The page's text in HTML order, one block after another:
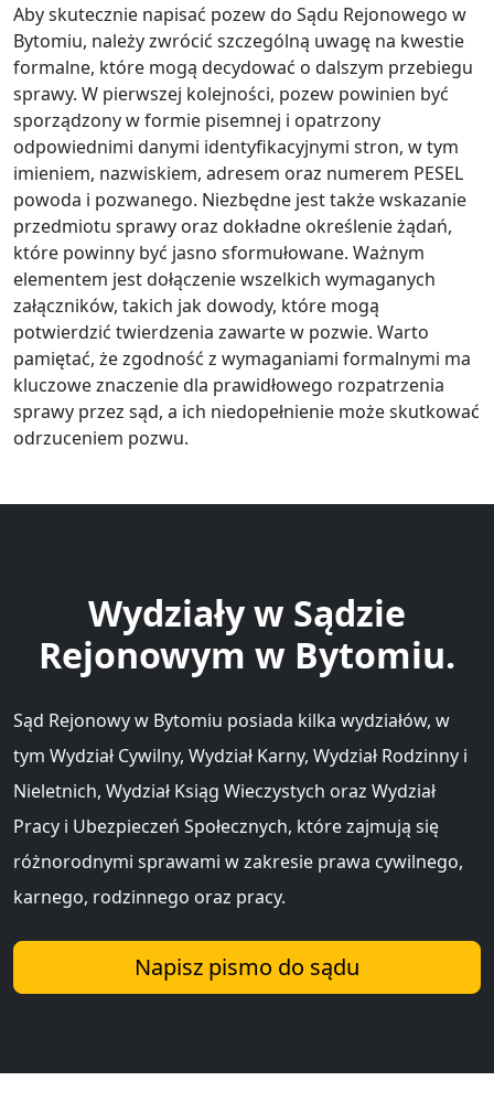
Aby skutecznie napisać pozew do Sądu Rejonowego w
Bytomiu, należy zwrócić szczególną uwagę na kwestie
formalne, które mogą decydować o dalszym przebiegu
sprawy. W pierwszej kolejności, pozew powinien być
sporządzony w formie pisemnej i opatrzony
odpowiednimi danymi identyfikacyjnymi stron, w tym
imieniem, nazwiskiem, adresem oraz numerem PESEL
powoda i pozwanego. Niezbędne jest także wskazanie
przedmiotu sprawy oraz dokładne określenie żądań,
które powinny być jasno sformułowane. Ważnym
elementem jest dołączenie wszelkich wymaganych
załączników, takich jak dowody, które mogą
potwierdzić twierdzenia zawarte w pozwie. Warto
pamiętać, że zgodność z wymaganiami formalnymi ma
kluczowe znaczenie dla prawidłowego rozpatrzenia
sprawy przez sąd, a ich niedopełnienie może skutkować
odrzuceniem pozwu.
Wydziały w Sądzie
Rejonowym w Bytomiu.
Sąd Rejonowy w Bytomiu posiada kilka wydziałów, w
tym Wydział Cywilny, Wydział Karny, Wydział Rodzinny i
Nieletnich, Wydział Ksiąg Wieczystych oraz Wydział
Pracy i Ubezpieczeń Społecznych, które zajmują się
różnorodnymi sprawami w zakresie prawa cywilnego,
karnego, rodzinnego oraz pracy.
Napisz pismo do sądu